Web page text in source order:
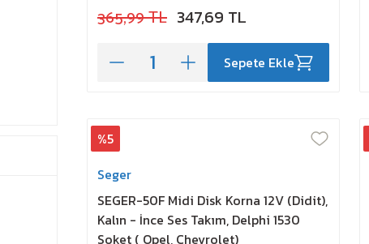
365,99 TL 347,69 TL
Sepete Ekle
%5
Seger
SEGER-50F Midi Disk Korna 12V (Didit),
Kalın - İnce Ses Takım, Delphi 1530
Soket ( Opel, Chevrolet)